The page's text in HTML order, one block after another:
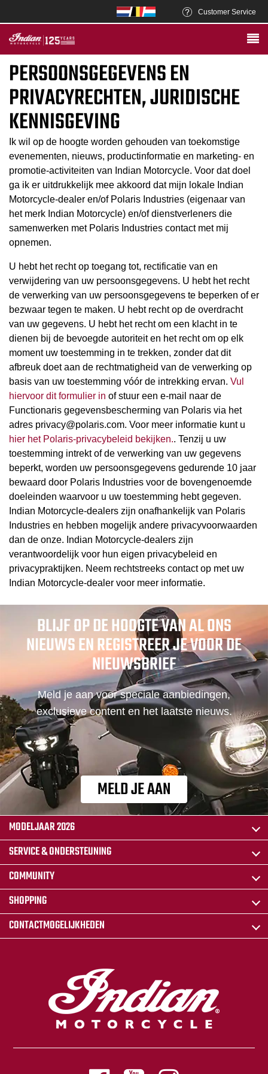
Customer Service
PERSOONSGEGEVENS EN
PRIVACYRECHTEN, JURIDISCHE
KENNISGEVING
Ik wil op de hoogte worden gehouden van toekomstige
evenementen, nieuws, productinformatie en marketing- en
promotie-activiteiten van Indian Motorcycle. Voor dat doel
ga ik er uitdrukkelijk mee akkoord dat mijn lokale Indian
Motorcycle-dealer en/of Polaris Industries (eigenaar van
het merk Indian Motorcycle) en/of dienstverleners die
samenwerken met Polaris Industries contact met mij
opnemen.
U hebt het recht op toegang tot, rectificatie van en
verwijdering van uw persoonsgegevens. U hebt het recht
de verwerking van uw persoonsgegevens te beperken of er
bezwaar tegen te maken. U hebt recht op de overdracht
van uw gegevens. U hebt het recht om een klacht in te
dienen bij de bevoegde autoriteit en het recht om op elk
moment uw toestemming in te trekken, zonder dat dit
afbreuk doet aan de rechtmatigheid van de verwerking op
basis van uw toestemming vóór de intrekking ervan. Vul
hiervoor dit formulier in of stuur een e-mail naar de
Functionaris gegevensbescherming van Polaris via het
adres privacy@polaris.com. Voor meer informatie kunt u
hier het Polaris-privacybeleid bekijken.. Tenzij u uw
toestemming intrekt of de verwerking van uw gegevens
beperkt, worden uw persoonsgegevens gedurende 10 jaar
bewaard door Polaris Industries voor de bovengenoemde
doeleinden waarvoor u uw toestemming hebt gegeven.
Indian Motorcycle-dealers zijn onafhankelijk van Polaris
Industries en hebben mogelijk andere privacyvoorwaarden
dan de onze. Indian Motorcycle-dealers zijn
verantwoordelijk voor hun eigen privacybeleid en
privacypraktijken. Neem rechtstreeks contact op met uw
Indian Motorcycle-dealer voor meer informatie.
BLIJF OP DE HOOGTE VAN AL ONS
NIEUWS EN REGISTREER JE VOOR DE
NIEUWSBRIEF
Meld je aan voor speciale aanbiedingen,
exclusieve content en het laatste nieuws.
MELD JE AAN
MODELJAAR 2026
SERVICE & ONDERSTEUNING
COMMUNITY
SHOPPING
CONTACTMOGELIJKHEDEN